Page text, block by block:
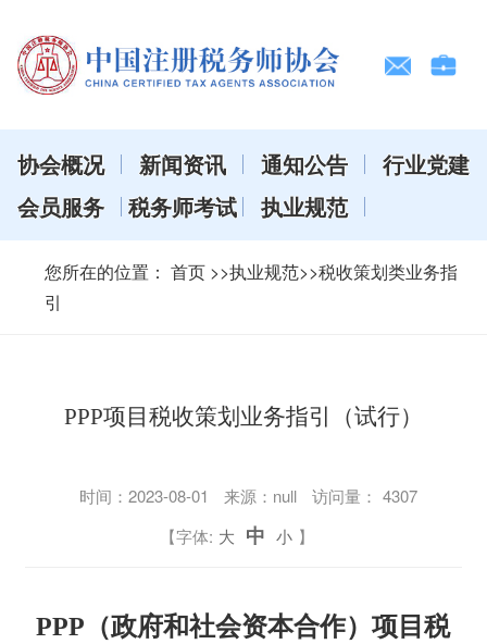
协会概况 新闻资讯 通知公告
行业党建
会员服务
税务师考试 执业规范
您所在的位置： 首页 >>执业规范>>税收策划类业务指
引
PPP项目税收策划业务指引（试行）
时间： 2023-08-01 来源：null 访问量： 4307
【字体: 大 中 小 】
PPP （政府和社会资本合作）项目税